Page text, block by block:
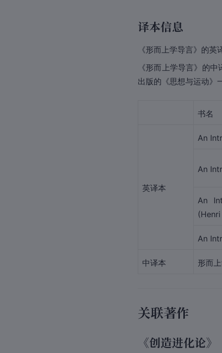
译本信息
《形而上学导言》的英
《形而上学导言》的
出版的《思想与运动》
书名
英译本
An
An
An
An
中译本 形而
关联著作
《创造进化论》